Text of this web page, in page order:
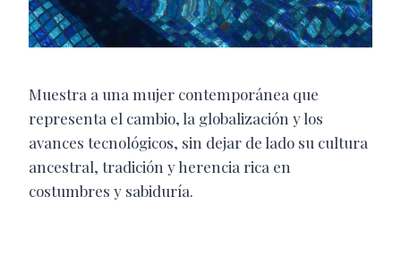
Muestra a una mujer contemporánea que
representa el cambio, la globalización y los
avances tecnológicos, sin dejar de lado su cultura
ancestral, tradición y herencia rica en
costumbres y sabiduría.